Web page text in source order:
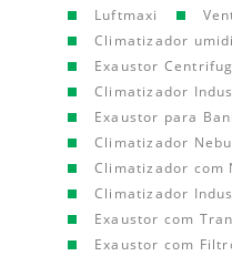
Luftmaxi
Climatizador
Exaustor
Climatizador
Exaustor para
Climatizador
Climatizador com
Climatizador
Exaustor com
Exaustor com